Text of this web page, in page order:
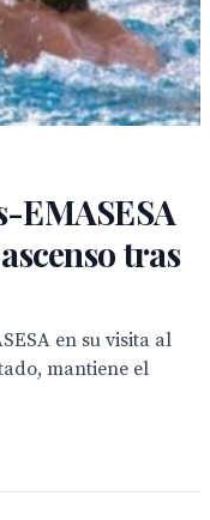
EMASESA
tras
en su visita al
mantiene el